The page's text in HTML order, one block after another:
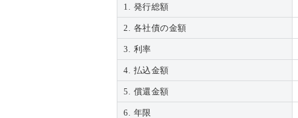
1. 発行総額
2. 各社債の金額
3. 利率
4. 払込金額
5. 償還金額
6. 年限